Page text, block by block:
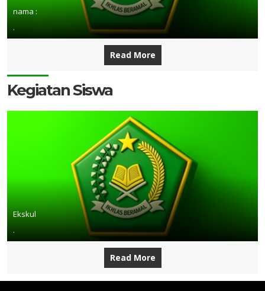
nama :
.
Read More
Kegiatan Siswa
Ekskul
.
Read More